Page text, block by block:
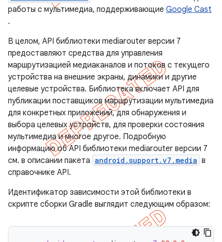
работы с мультимедиа, поддерживающие Google Cast
.
В целом, API библиотеки mediarouter версии 7
предоставляют средства для управления
маршрутизацией медиаканалов и потоков с текущего
устройства на внешние экраны, динамики и другие
целевые устройства. Библиотека включает API для
публикации поставщиков маршрутизации мультимедиа
для конкретных приложений, для обнаружения и
выбора целевых устройств, для проверки состояния
мультимедиа и многое другое. Подробную
информацию об API библиотеки mediarouter версии 7
см. в описании пакета android.support.v7.media в
справочнике API.
Идентификатор зависимости этой библиотеки в
скрипте сборки Gradle выглядит следующим образом: